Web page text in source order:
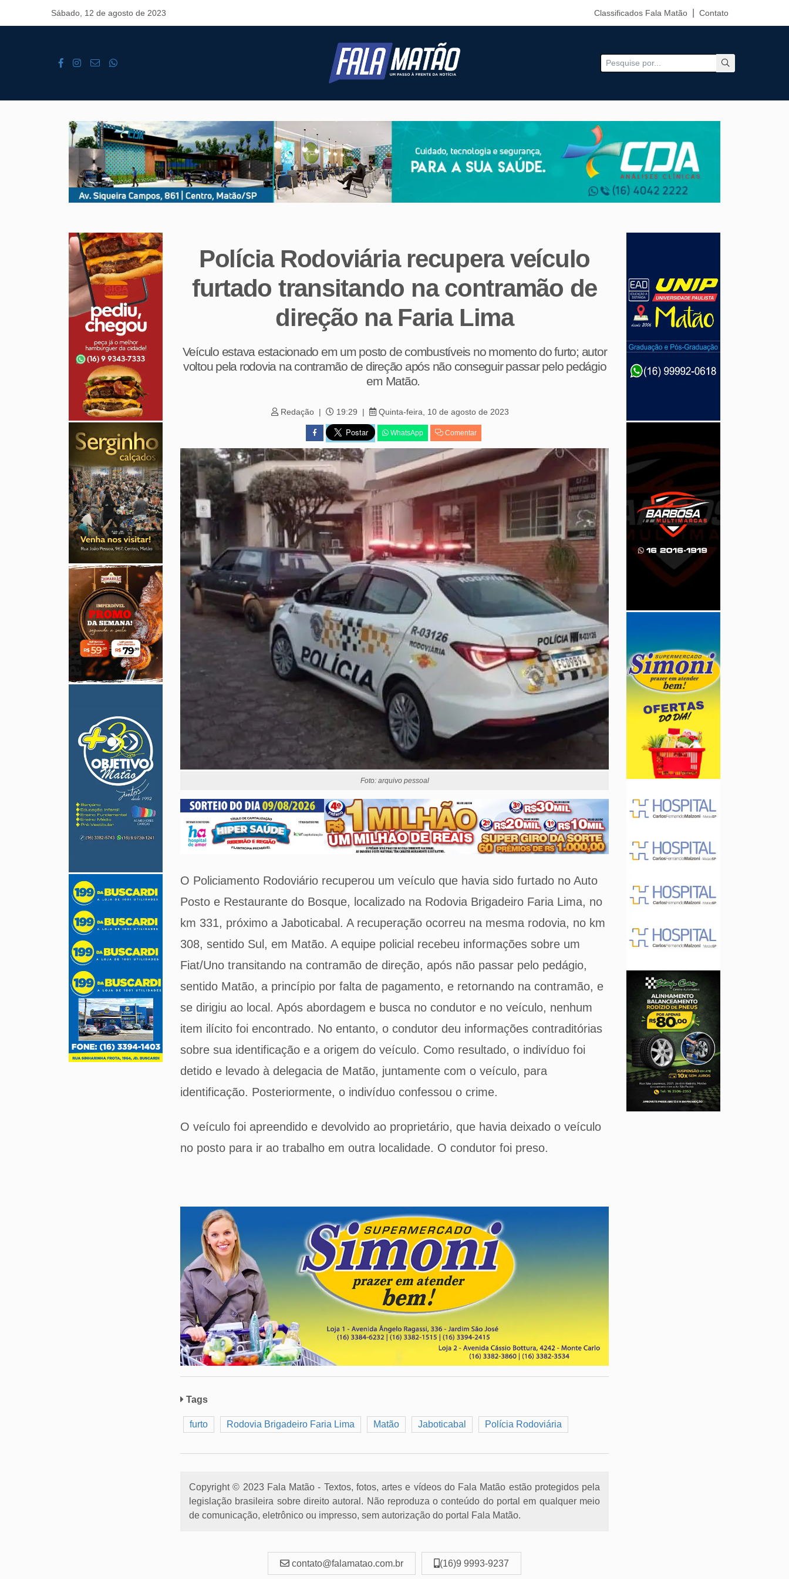
Sábado, 12 de agosto de 2023 Classificados Fala Matão Contato
Polícia Rodoviária recupera veículo
furtado transitando na contramão de
direção na Faria Lima
Veículo estava estacionado em um posto de combustíveis no momento do furto; autor
voltou pela rodovia na contramão de direção após não conseguir passar pelo pedágio
em Matão.
Redação 19:29 Quinta-feira, 10 de agosto de 2023
WhatsApp Comentar
Foto: arquivo pessoal
O Policiamento Rodoviário recuperou um veículo que havia sido furtado no Auto
Posto e Restaurante do Bosque, localizado na Rodovia Brigadeiro Faria Lima, no
km 331, próximo a Jaboticabal. A recuperação ocorreu na mesma rodovia, no km
308, sentido Sul, em Matão. A equipe policial recebeu informações sobre um
Fiat/Uno transitando na contramão de direção, após não passar pelo pedágio,
sentido Matão, a princípio por falta de pagamento, e retornando na contramão, e
se dirigiu ao local. Após abordagem e busca no condutor e no veículo, nenhum
item ilícito foi encontrado. No entanto, o condutor deu informações contraditórias
sobre sua identificação e a origem do veículo. Como resultado, o indivíduo foi
detido e levado à delegacia de Matão, juntamente com o veículo, para
identificação. Posteriormente, o indivíduo confessou o crime.
O veículo foi apreendido e devolvido ao proprietário, que havia deixado o veículo
no posto para ir ao trabalho em outra localidade. O condutor foi preso.
Tags
furto Rodovia Brigadeiro Faria Lima Matão Jaboticabal Polícia Rodoviária
Copyright © 2023 Fala Matão - Textos, fotos, artes e vídeos do Fala Matão estão protegidos pela
legislação brasileira sobre direito autoral. Não reproduza o conteúdo do portal em qualquer meio
de comunicação, eletrônico ou impresso, sem autorização do portal Fala Matão.
contato@falamatao.com.br (16)9 9993-9237